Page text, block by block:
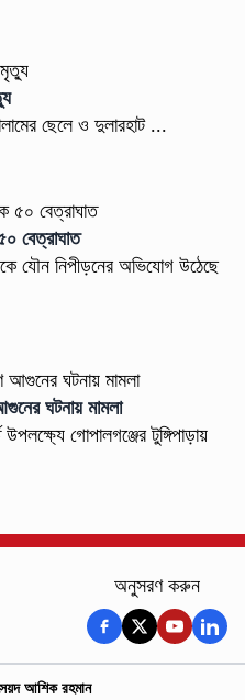
ছেলে ও দুলারহাট ...
বেত্রাঘাত
যৌন নিপীড়নের অভিযোগ উঠেছে
ঘটনায় মামলা
গোপালগঞ্জের টুঙ্গিপাড়ায়
অনুসরণ করুন
আশিক রহমান